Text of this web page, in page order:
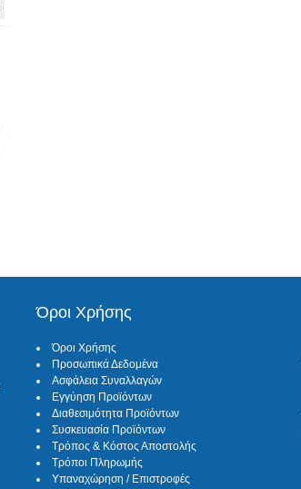
Όροι Χρήσης
Όροι Χρήσης
Προσωπικά Δεδομένα
Ασφάλεια Συναλλαγών
Εγγύηση Προϊόντων
Διαθεσιμότητα Προϊόντων
Συσκευασία Προϊόντων
Τρόπος & Κόστος Αποστολής
Τρόποι Πληρωμής
Υπαναχώρηση / Επιστροφές